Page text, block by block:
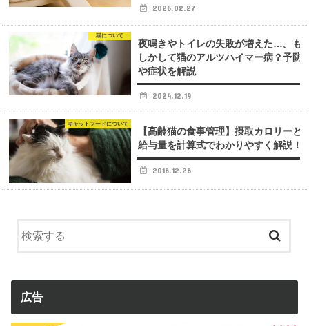
2026.02.27
猫について
夜鳴きやトイレの失敗が増えた…。も
しかして猫のアルツハイマー病？予防
や症状を解説
2024.12.19
キャットフードについて
【高齢猫の食事管理】摂取カロリーと
給与量を計算式でわかりやすく解説！
2016.12.26
広告